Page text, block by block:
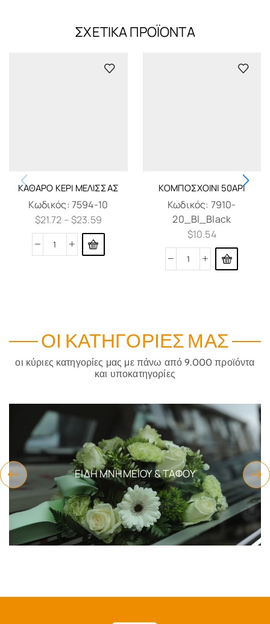
ΣΧΕΤΙΚΆ ΠΡΟΪΌΝΤΑ
ΚΑΘΑΡΌ ΚΕΡΊ ΜΈΛΙΣΣΑΣ
Κωδικός: 7594-10
$21.72 –$23.59
ΚΟΜΠΟΣΧΟΊΝΙ 50ΑΡΙ
Κωδικός: 7910-
20_Bl_Black
$10.54
ΟΙ ΚΑΤΗΓΟΡΊΕΣ ΜΑΣ
οι κύριες κατηγορίες μας με πάνω από 9.000 προϊόντα
και υποκατηγορίες
ΕΊΔΗ ΜΝΗΜΕΊΟΥ & ΤΆΦΟΥ